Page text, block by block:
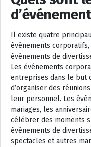
Il existe quatre
événements
événements de
Les événements
entreprises dans le but
d’organiser des
leur personnel. Les
mariages, les
célébrer des moments
événements de
spectacles et autres